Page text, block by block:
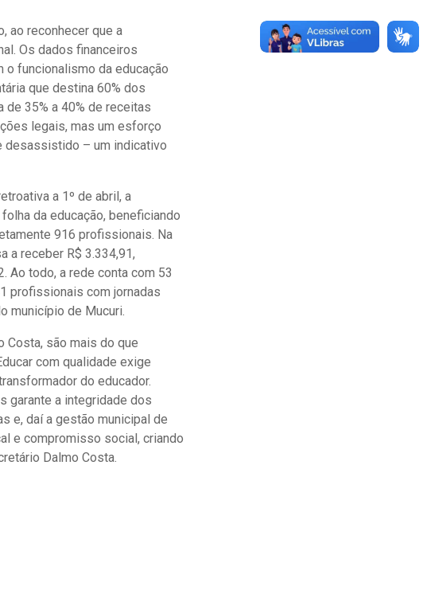
ao reconhecer que a
Os dados financeiros
funcionalismo da educação
que destina 60% dos
de 35% a 40% de receitas
legais, mas um esforço
desassistido – um indicativo
a 1º de abril, a
da educação, beneficiando
916 profissionais. Na
a receber R$ 3.334,91,
Ao todo, a rede conta com 53
profissionais com jornadas
município de Mucuri.
Costa, são mais do que
com qualidade exige
do educador.
garante a integridade dos
e, daí a gestão municipal de
e compromisso social, criando
Dalmo Costa.